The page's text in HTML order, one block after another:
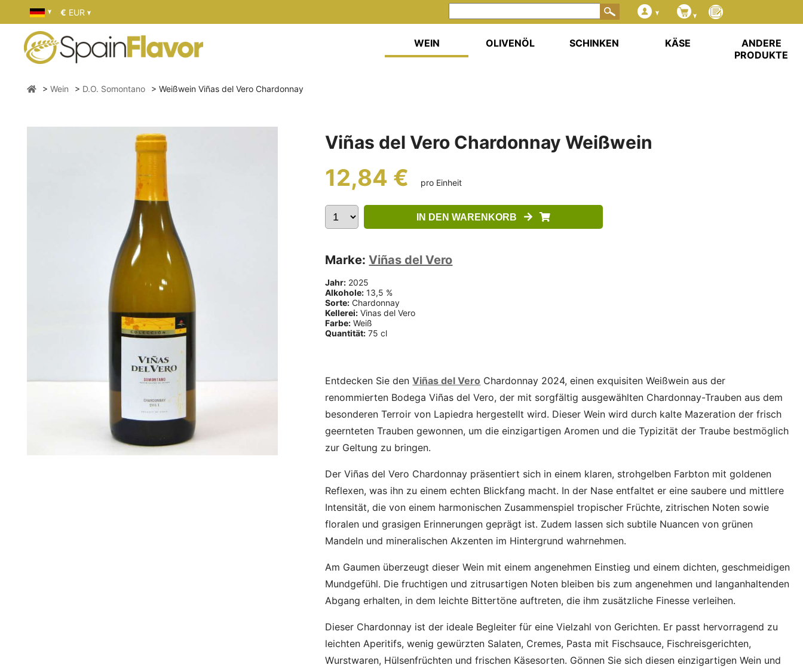
Viñas del Vero Chardonnay Weißwein
12,84 € pro Einheit
IN DEN WARENKORB
Marke:Viñas del Vero
Jahr: 2025
Alkohole: 13,5 %
Sorte: Chardonnay
Kellerei: Vinas del Vero
Farbe: Weiß
Quantität: 75 cl
Entdecken Sie denViñas del Vero Chardonnay 2024, einen exquisiten Weißwein aus der
renommierten Bodega Viñas del Vero, der mit sorgfältig ausgewählten Chardonnay-Trauben aus dem
besonderen Terroir von Lapiedra hergestellt wird. Dieser Wein wird durch kalte Mazeration der frisch
geernteten Trauben gewonnen, um die einzigartigen Aromen und die Typizität der Traube bestmöglich
zur Geltung zu bringen.
Der Viñas del Vero Chardonnay präsentiert sich in einem klaren, strohgelben Farbton mit goldenen
Reflexen, was ihn zu einem echten Blickfang macht. In der Nase entfaltet er eine saubere und mittlere
Intensität, die von einem harmonischen Zusammenspiel tropischer Früchte, zitrischen Noten sowie
floralen und grasigen Erinnerungen geprägt ist. Zudem lassen sich subtile Nuancen von grünen
Mandeln und mineralischen Akzenten im Hintergrund wahrnehmen.
Am Gaumen überzeugt dieser Wein mit einem angenehmen Einstieg und einem dichten, geschmeidigen
Mundgefühl. Die fruchtigen und zitrusartigen Noten bleiben bis zum angenehmen und langanhaltenden
Abgang erhalten, in dem leichte Bittertöne auftreten, die ihm zusätzliche Finesse verleihen.
Dieser Chardonnay ist der ideale Begleiter für eine Vielzahl von Gerichten. Er passt hervorragend zu
leichten Aperitifs, wenig gewürzten Salaten, Cremes, Pasta mit Fischsauce, Fischreisgerichten,
Wurstwaren, Hülsenfrüchten und frischen Käsesorten. Gönnen Sie sich diesen einzigartigen Wein und
€ EUR
WEIN OLIVENÖL SCHINKEN KÄSE
ANDERE
PRODUKTE
Wein D.O. Somontano Weißwein Viñas del Vero Chardonnay